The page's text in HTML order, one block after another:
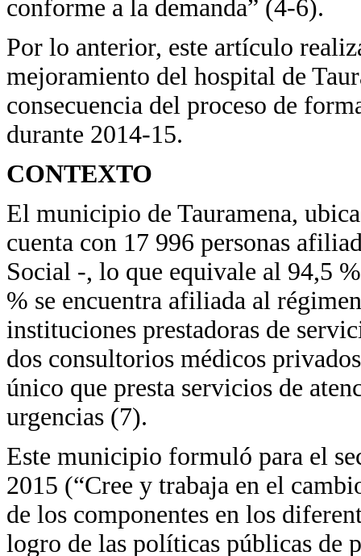
conforme a la demanda” (4-6).
Por lo anterior, este artículo
mejoramiento del hospital de
consecuencia del proceso de
durante 2014-15.
CONTEXTO
El municipio de Tauramena,
cuenta con 17 996 personas
Social -, lo que equivale al 94,5
% se encuentra afiliada al
instituciones prestadoras de
dos consultorios médicos
único que presta servicios de
urgencias (7).
Este municipio formuló para el
2015 (“Cree y trabaja en el
de los componentes en los
logro de las políticas públicas de